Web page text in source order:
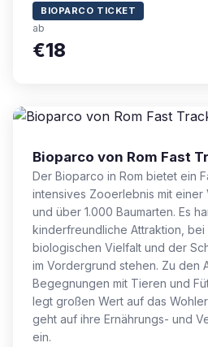
BIOPARCO TICKET
ab
€18
Bioparco von Rom Fast
Der Bioparco in Rom bietet ein
intensives Zooerlebnis mit
und über 1.000 Baumarten. Es
kinderfreundliche Attraktion,
biologischen Vielfalt und der
im Vordergrund stehen. Zu den
Begegnungen mit Tieren und
legt großen Wert auf das
geht auf ihre Ernährungs- und
ein.